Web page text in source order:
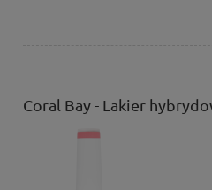
Coral Bay - Lakier